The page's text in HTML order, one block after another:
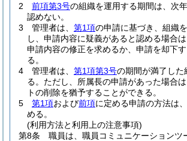
2 前項第3号の組織を運用する期間は、次
認めない。
3
管理者は、 第1項の申請に基づき、組織を
し、申請内容に疑義があると認める場合
申請内容の修正を求めるか、申請を却下
る。
4
管理者は、 第1項第3号の期間が満了した
る。 ただし、所属長の申請があった場合
トの削除を猶予することができる。
5
第1項および前項に定める申請の方法は
める。
(利用方法と利用上の注意事項)
第8条
職員は、職員コミュニケーションツ